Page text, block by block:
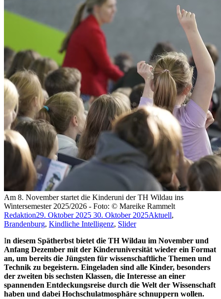
Am 8. November startet die Kinderuni der TH Wildau ins
Wintersemester 2025/2026 - Foto: © Mareike Rammelt
Redaktion29. Oktober 2025 30. Oktober 2025Aktuell,
Brandenburg, Kindliche Intelligenz, Slider
In diesem Spätherbst bietet die TH Wildau im November und
Anfang Dezember mit der Kinderuniversität wieder ein Format
an, um bereits die Jüngsten für wissenschaftliche Themen und
Technik zu begeistern. Eingeladen sind alle Kinder, besonders
der zweiten bis sechsten Klassen, die Interesse an einer
spannenden Entdeckungsreise durch die Welt der Wissenschaft
haben und dabei Hochschulatmosphäre schnuppern wollen.